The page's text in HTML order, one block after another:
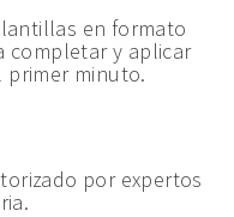
en formato
completar y aplicar
primer minuto.
por expertos